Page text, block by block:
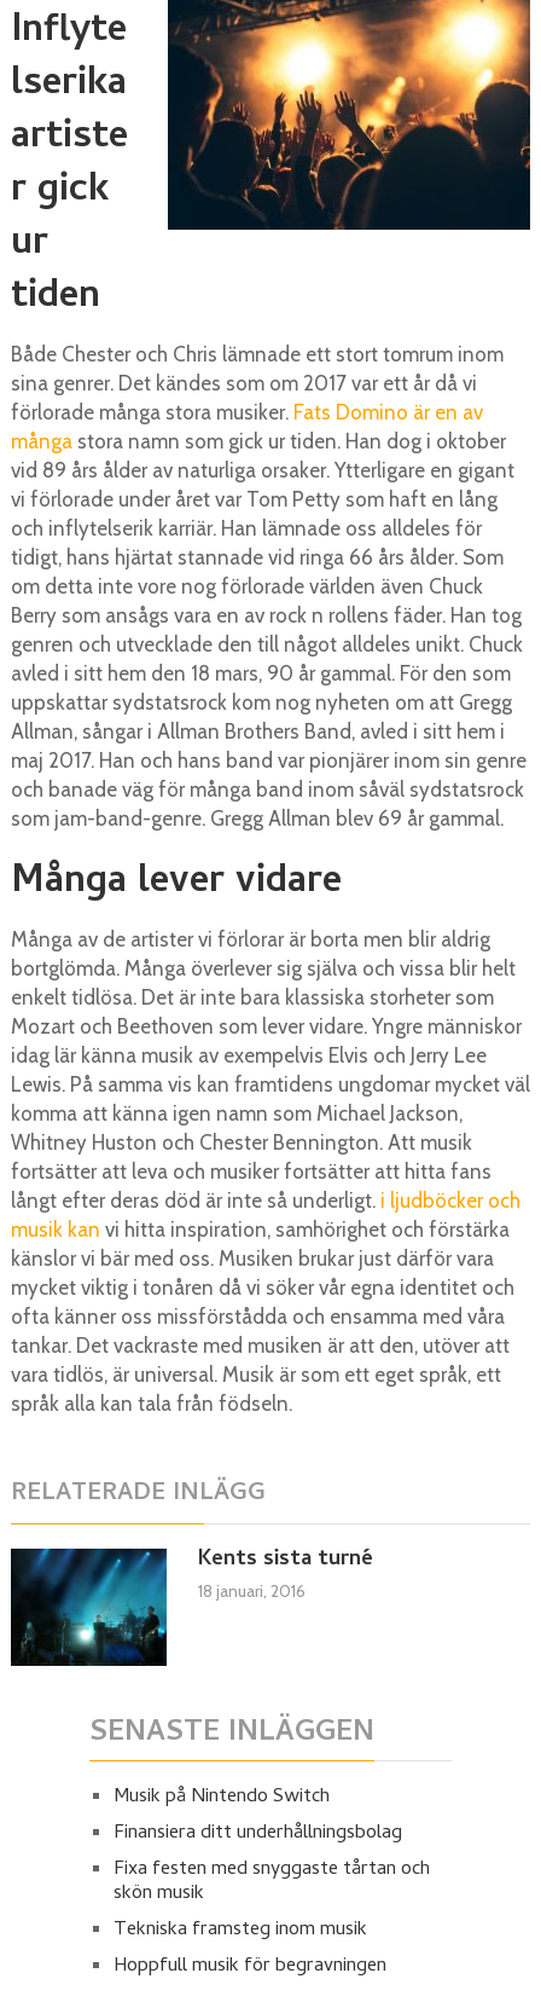
Inflyte
lserika
artiste
r gick
ur
tiden
Både Chester och Chris lämnade ett stort tomrum inom
sina genrer. Det kändes som om 2017 var ett år då vi
förlorade många stora musiker. Fats Domino är en av
mångastora namn som gick ur tiden. Han dog i oktober
vid 89 års ålder av naturliga orsaker. Ytterligare en gigant
vi förlorade under året var Tom Petty som haft en lång
och inflytelserik karriär. Han lämnade oss alldeles för
tidigt, hans hjärtat stannade vid ringa 66 års ålder. Som
om detta inte vore nog förlorade världen även Chuck
Berry som ansågs vara en av rock n rollens fäder. Han tog
genren och utvecklade den till något alldeles unikt. Chuck
avled i sitt hem den 18 mars, 90 år gammal. För den som
uppskattar sydstatsrock kom nog nyheten om att Gregg
Allman, sångar i Allman Brothers Band, avled i sitt hem i
maj 2017. Han och hans band var pionjärer inom sin genre
och banade väg för många band inom såväl sydstatsrock
som jam-band-genre. Gregg Allman blev 69 år gammal.
Många lever vidare
Många av de artister vi förlorar är borta men blir aldrig
bortglömda. Många överlever sig själva och vissa blir helt
enkelt tidlösa. Det är inte bara klassiska storheter som
Mozart och Beethoven som lever vidare. Yngre människor
idag lär känna musik av exempelvis Elvis och Jerry Lee
Lewis. På samma vis kan framtidens ungdomar mycket väl
komma att känna igen namn som Michael Jackson,
Whitney Huston och Chester Bennington. Att musik
fortsätter att leva och musiker fortsätter att hitta fans
långt efter deras död är inte så underligt. i ljudböcker och
musik kan vi hitta inspiration, samhörighet och förstärka
känslor vi bär med oss. Musiken brukar just därför vara
mycket viktig i tonåren då vi söker vår egna identitet och
ofta känner oss missförstådda och ensamma med våra
tankar. Det vackraste med musiken är att den, utöver att
vara tidlös, är universal. Musik är som ett eget språk, ett
språk alla kan tala från födseln.
RELATERADE INLÄGG
Kents sista turné
18 januari, 2016
SENASTE INLÄGGEN
Musik på Nintendo Switch
Finansiera ditt underhållningsbolag
Fixa festen med snyggaste tårtan och
skön musik
Tekniska framsteg inom musik
Hoppfull musik för begravningen